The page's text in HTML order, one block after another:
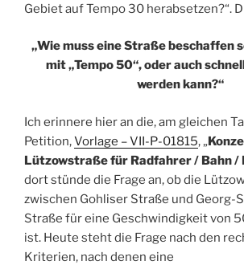
Gebiet auf Tempo 30 herabsetzen?“.
„Wie muss eine Straße beschaffen
mit „Tempo 50“, oder auch
werden kann?“
Ich erinnere hier an die, am gleichen
Petition,Vorlage – VII-P-01815, „
Lützowstraße für Radfahrer / Bahn /
dort stünde die Frage an, ob die
zwischen Gohliser Straße und Georg-
Straße für eine Geschwindigkeit von
ist. Heute steht die Frage nach den
Kriterien, nach denen eine